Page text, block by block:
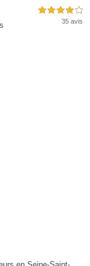
4,0 étoiles sur 5
35 avis